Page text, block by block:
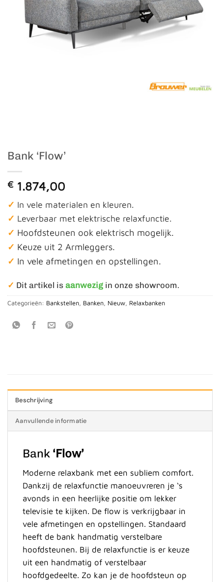
Bank ‘Flow’
€ 1.874,00
✓ In vele materialen en kleuren.
✓ Leverbaar met elektrische relaxfunctie.
✓ Hoofdsteunen ook elektrisch mogelijk.
✓ Keuze uit 2 Armleggers.
✓ In vele afmetingen en opstellingen.
✓ Dit artikel is aanwezig in onze showroom.
Categorieën: Bankstellen Banken Nieuw Relaxbanken
Beschrijving
Aanvullende informatie
Bank ‘Flow’
Moderne relaxbank met een subliem comfort.
Dankzij de relaxfunctie manoeuvreren je ‘s
avonds in een heerlijke positie om lekker
televisie te kijken. De flow is verkrijgbaar in
vele afmetingen en opstellingen. Standaard
heeft de bank handmatig verstelbare
hoofdsteunen. Bij de relaxfunctie is er keuze
uit een handmatig of verstelbaar
hoofdgedeelte. Zo kan je de hoofdsteun op